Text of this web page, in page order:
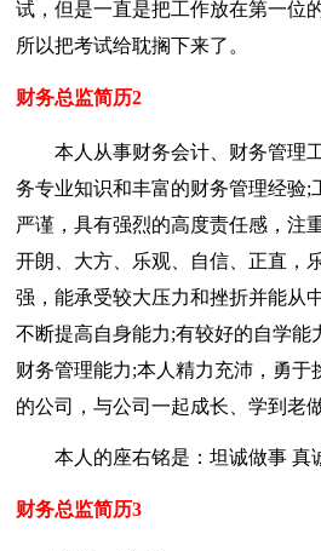
试，但是一直是把工作放在第一位
所以把考试给耽搁下来了。
财务总监简历2
本人从事财务会计、财务管理
务专业知识和丰富的财务管理经验;
严谨，具有强烈的高度责任感，注
开朗、大方、乐观、自信、正直，
强，能承受较大压力和挫折并能从
不断提高自身能力;有较好的自学能
财务管理能力;本人精力充沛，勇于
的公司，与公司一起成长、学到老
本人的座右铭是：坦诚做事 真
财务总监简历3